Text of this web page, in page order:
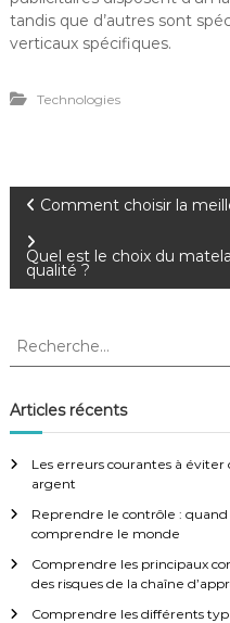
tandis que d’autres sont
verticaux spécifiques.
Technologies
N
a
i
g
a
t
i
o
Comment choisir la
Quel est le choix du
qualité ?
R
h
e
c
e
:
Articles récents
Les erreurs courantes à
argent
Reprendre le contrôle :
comprendre le monde
Comprendre les principaux
des risques de la chaîne
Comprendre les différents